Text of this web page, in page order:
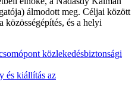
álmodott meg. Céljai között
közösségépítés, és a helyi
közlekedésbiztonsági
és kiállítás az